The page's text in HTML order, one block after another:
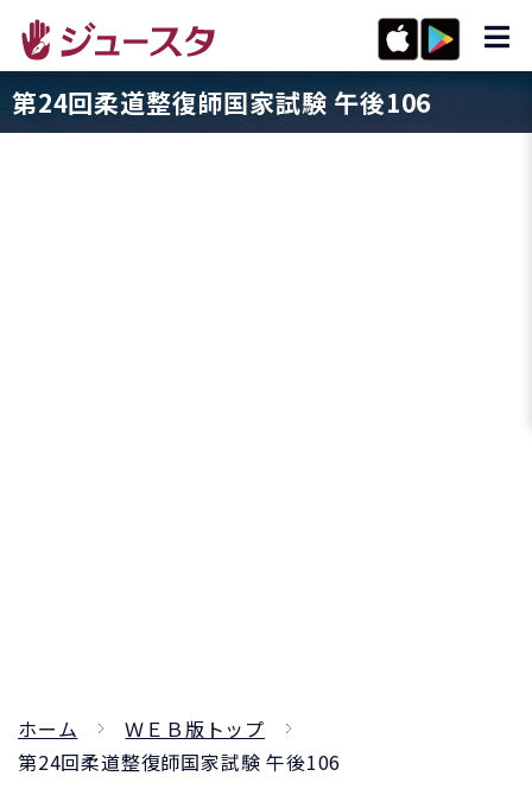
第24回柔道整復師国家試験 午後106
ホーム
ＷＥＢ版トップ
第24回柔道整復師国家試験 午後106